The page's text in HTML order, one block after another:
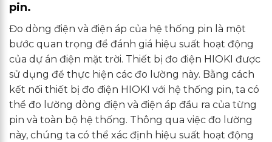
pin.
Đo dòng điện và điện áp của hệ thống pin là một
bước quan trọng để đánh giá hiệu suất hoạt động
của dự án điện mặt trời. Thiết bị đo điện HIOKI được
sử dụng để thực hiện các đo lường này. Bằng cách
kết nối thiết bị đo điện HIOKI với hệ thống pin, ta có
thể đo lường dòng điện và điện áp đầu ra của từng
pin và toàn bộ hệ thống. Thông qua việc đo lường
này, chúng ta có thể xác định hiệu suất hoạt động